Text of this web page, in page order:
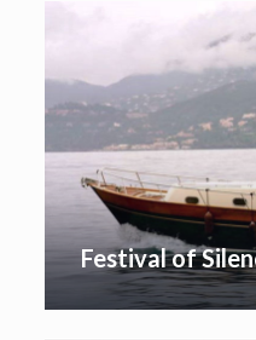
Festival of